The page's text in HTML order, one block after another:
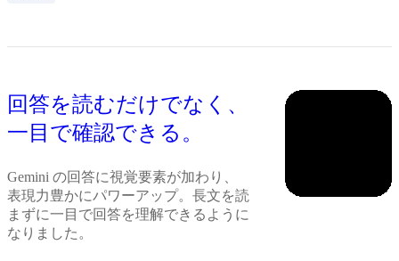
回答を読むだけでなく、
一目で確認できる。
Gemini の回答に視覚要素が加わり、
表現力豊かにパワーアップ。長文を読
まずに一目で回答を理解できるように
なりました。